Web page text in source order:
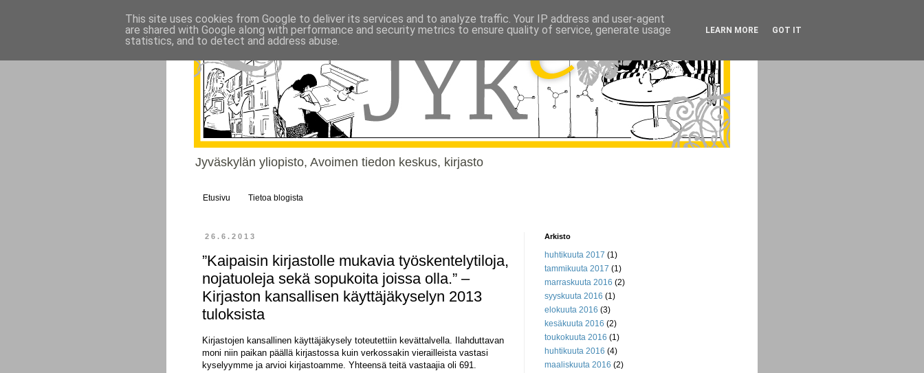
Jyväskylän yliopisto, Avoimen tiedon keskus, kirjasto
Etusivu Tietoa blogista
26.6.2013
”Kaipaisin kirjastolle mukavia työskentelytiloja,
nojatuoleja sekä sopukoita joissa olla.” –
Kirjaston kansallisen käyttäjäkyselyn 2013
tuloksista
Kirjastojen kansallinen käyttäjäkysely toteutettiin kevättalvella. Ilahduttavan
moni niin paikan päällä kirjastossa kuin verkossakin vierailleista vastasi
kyselyymme ja arvioi kirjastoamme. Yhteensä teitä vastaajia oli 691.
Arkisto
huhtikuuta 2017 (1)
tammikuuta 2017 (1)
marraskuuta 2016 (2)
syyskuuta 2016 (1)
elokuuta 2016 (3)
kesäkuuta 2016 (2)
toukokuuta 2016 (1)
huhtikuuta 2016 (4)
maaliskuuta 2016 (2)
This site uses cookies from Google to deliver its services and to analyze traffic. Your IP address and user-agent
are shared with Google along with performance and security metrics to ensure quality of service, generate usage
statistics, and to detect and address abuse.
LEARN MORE GOT IT